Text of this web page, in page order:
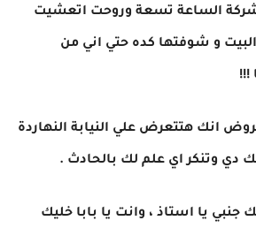
الساعة تسعة وروحت اتعشيت
و شوفتها كده حتي اني من
!!!
انك هتتعرض علي النيابة النهاردة
دي وتنكر اي علم لك بالحادث .
يا استاذ ، وانت يا بابا خليك